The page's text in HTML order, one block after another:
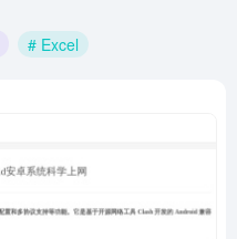
# Excel